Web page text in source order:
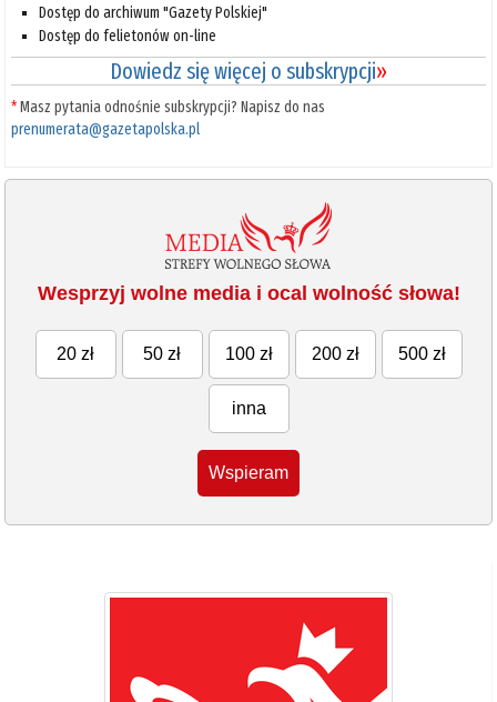
Dostęp do archiwum "Gazety Polskiej"
Dostęp do felietonów on-line
Dowiedz się więcej o subskrypcji»
*Masz pytania odnośnie subskrypcji? Napisz do nas
prenumerata@gazetapolska.pl
Wesprzyj wolne media i ocal wolność słowa!
20 zł 50 zł 100 zł 200 zł 500 zł
inna
Wspieram